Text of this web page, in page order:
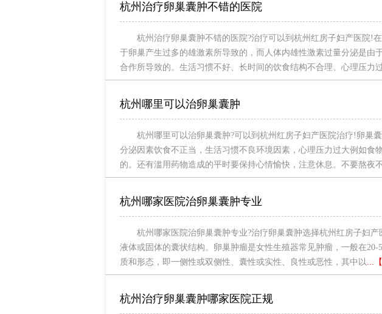
杭州治疗卵巢囊肿不错的医院
杭州治疗卵巢囊肿不错的医院?治疗可以到杭州红房子妇产医院!
于卵巢产生过多的雄激素所导致的，而人体内雄性激素过量分泌是由
合作所导致的。生活习惯不好、长时间的饮食结构不合理、心理压力
杭州哪里可以治卵巢囊肿
杭州哪里可以治卵巢囊肿?可以到杭州红房子妇产医院治疗!卵巢
分泌因素饮食不正当，生活习惯不良环境因素，心理压力过大例如食
的。还有滥用药物造成的平时要保持心情愉快，注意休息。不要熬夜
杭州哪家医院治卵巢囊肿专业
杭州哪家医院治卵巢囊肿专业?治疗卵巢囊肿选择杭州红房子妇
液体或固体的囊状结构。卵巢肿瘤是女性生殖器常见肿瘤，一般在
质和形态，即一侧性或双侧性、囊性或实性、良性或恶性，其中以...
杭州治疗卵巢囊肿哪家医院正规